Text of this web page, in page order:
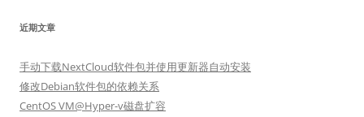
近期文章
手动下载NextCloud软件包并使用更新器自动安装
修改Debian软件包的依赖关系
CentOS VM@Hyper-v磁盘扩容